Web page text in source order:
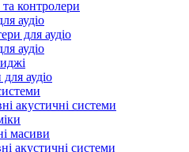
контролери
аудіо
для аудіо
аудіо
аудіо
акустичні системи
масиви
акустичні системи